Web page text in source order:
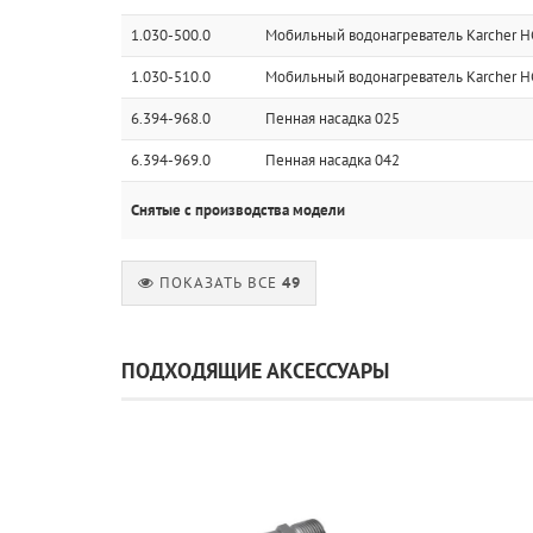
1.030-500.0 Мобильный водонагреватель Karcher
1.030-510.0 Мобильный водонагреватель Karcher
6.394-968.0 Пенная насадка 025
6.394-969.0 Пенная насадка 042
Снятые с производства модели
ПОКАЗАТЬ ВСЕ49
ПОДХОДЯЩИЕ АКСЕССУАРЫ